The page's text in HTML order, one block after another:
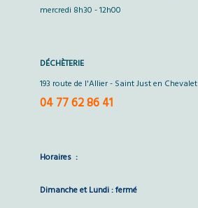
mercredi 8h30 - 12h00
DÉCHÈTERIE
193 route de l'Allier - Saint Just en Chevalet
04 77 62 86 41
Horaires :
Dimanche et Lundi : fermé